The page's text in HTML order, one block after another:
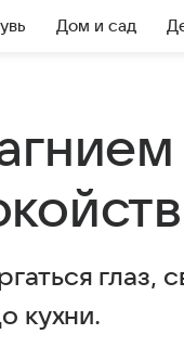
Дом и сад
глаз,
кухни.